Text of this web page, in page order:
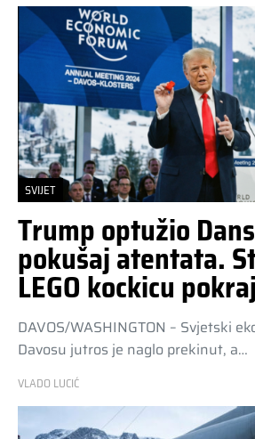
SVIJET
Trump optužio
pokušaj atentata.
LEGO kockicu
DAVOS/WASHINGTON – Svjetski
Davosu jutros je naglo prekinut, a…
VLADO LUCIĆ